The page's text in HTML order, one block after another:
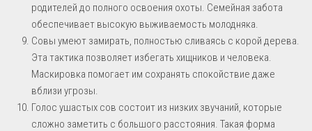
родителей до полного освоения охоты. Семейная забота
обеспечивает высокую выживаемость молодняка.
Совы умеют замирать, полностью сливаясь с корой дерева.
Эта тактика позволяет избегать хищников и человека.
Маскировка помогает им сохранять спокойствие даже
вблизи угрозы.
Голос ушастых сов состоит из низких звучаний, которые
сложно заметить с большого расстояния. Такая форма